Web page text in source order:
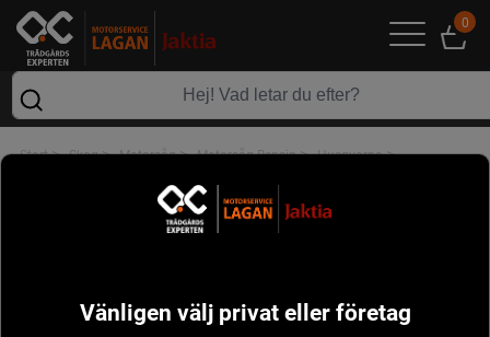
0
Start> Skog> Motorsåg> Motorsåg Bensin> Husqvarna>
Vänligen välj privat eller företag